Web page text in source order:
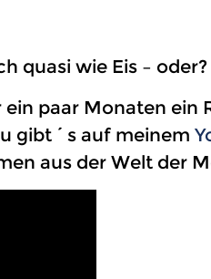
quasi wie Eis – oder?
paar Monaten ein
gibt´s auf meinem
aus der Welt der